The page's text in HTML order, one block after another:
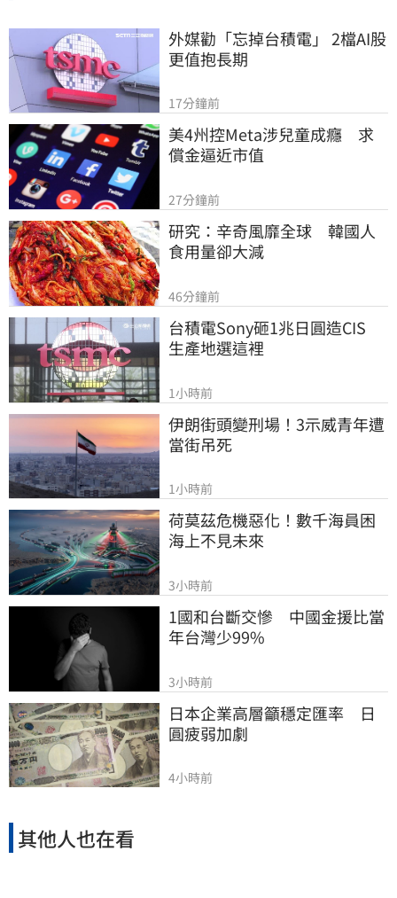
外媒勸「忘掉台積電」 2檔AI股
更值抱長期
17分鐘前
美4州控Meta涉兒童成癮　求
償金逼近市值
27分鐘前
研究：辛奇風靡全球　韓國人
食用量卻大減
46分鐘前
台積電Sony砸1兆日圓造CIS
生產地選這裡
1小時前
伊朗街頭變刑場！3示威青年遭
當街吊死
1小時前
荷莫茲危機惡化！數千海員困
海上不見未來
3小時前
1國和台斷交慘　中國金援比當
年台灣少99%
3小時前
日本企業高層籲穩定匯率　日
圓疲弱加劇
4小時前
其他人也在看